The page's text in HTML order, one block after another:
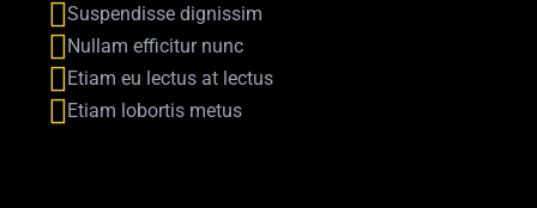
Suspendisse dignissim
Nullam efficitur nunc
Etiam eu lectus at lectus
Etiam lobortis metus